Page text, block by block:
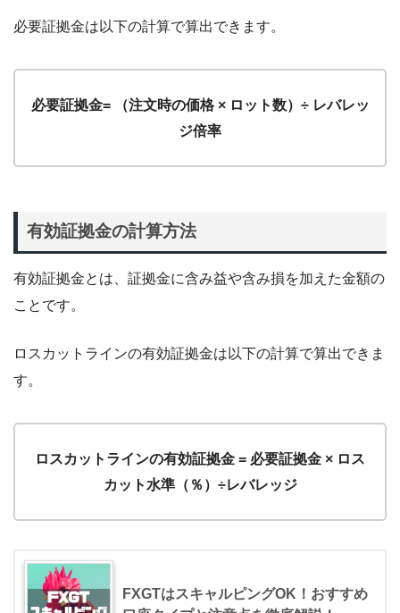
必要証拠金は以下の計算で算出できます。
必要証拠金= （注文時の価格 × ロット数）÷ レバレッ
ジ倍率
有効証拠金の計算方法
有効証拠金とは、証拠金に含み益や含み損を加えた金額の
ことです。
ロスカットラインの有効証拠金は以下の計算で算出できま
す。
ロスカットラインの有効証拠金 = 必要証拠金 × ロス
カット水準（％）÷レバレッジ
FXGTはスキャルピングOK！おすすめ